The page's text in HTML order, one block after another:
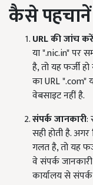
कैसे पहचानें
URLकी जांच करें
या ".nic.in" पर
है, तो यह फर्जी
का URL ".com"
वेबसाइट नहीं है.
संपर्क जानकारी:
सही होती है.
गलत है, तो यह
वे संपर्क
कार्यालय से